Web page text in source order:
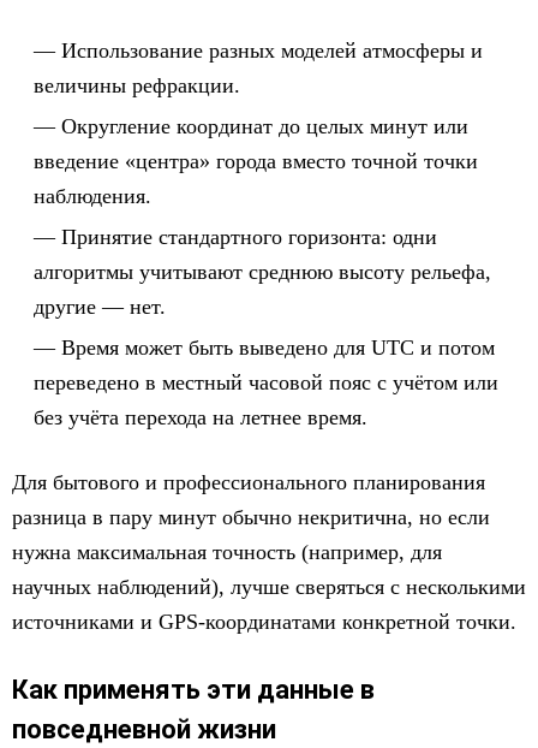
Использование разных моделей атмосферы и
величины рефракции.
Округление координат до целых минут или
введение «центра» города вместо точной точки
наблюдения.
Принятие стандартного горизонта: одни
алгоритмы учитывают среднюю высоту рельефа,
другие — нет.
Время может быть выведено для UTC и потом
переведено в местный часовой пояс с учётом или
без учёта перехода на летнее время.
Для бытового и профессионального планирования
разница в пару минут обычно некритична, но если
нужна максимальная точность (например, для
научных наблюдений), лучше сверяться с несколькими
источниками и GPS-координатами конкретной точки.
Как применять эти данные в
повседневной жизни